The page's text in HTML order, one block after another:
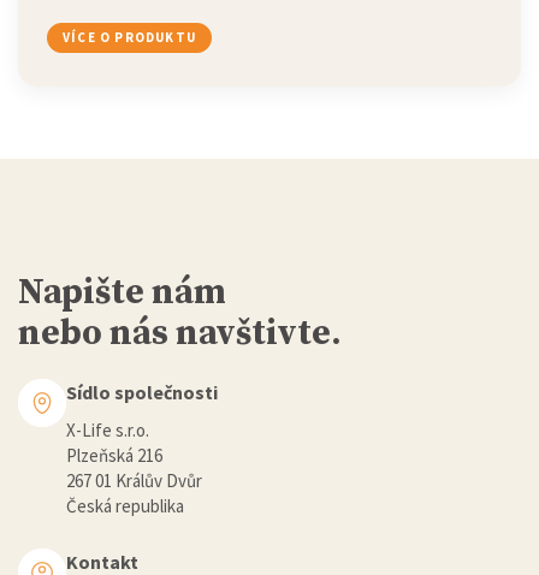
VÍCE O PRODUKTU
Napište nám
nebo nás navštivte.
Sídlo společnosti
X-Life s.r.o.
Plzeňská 216
267 01 Králův Dvůr
Česká republika
Kontakt